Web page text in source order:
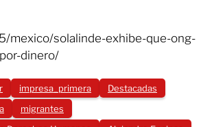
mexico/solalinde-exhibe-que-ong-
dinero/
impresa_primera
Destacadas
migrantes